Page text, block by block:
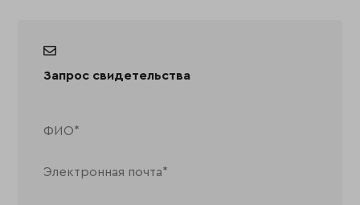
Запрос свидетельства